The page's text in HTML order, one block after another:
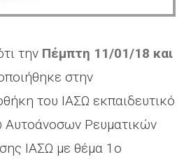
την Πέμπτη 11/01/18 και
στην
του ΙΑΣΩ εκπαιδευτικό
Αυτοάνοσων Ρευματικών
ΙΑΣΩ με θέμα 1ο